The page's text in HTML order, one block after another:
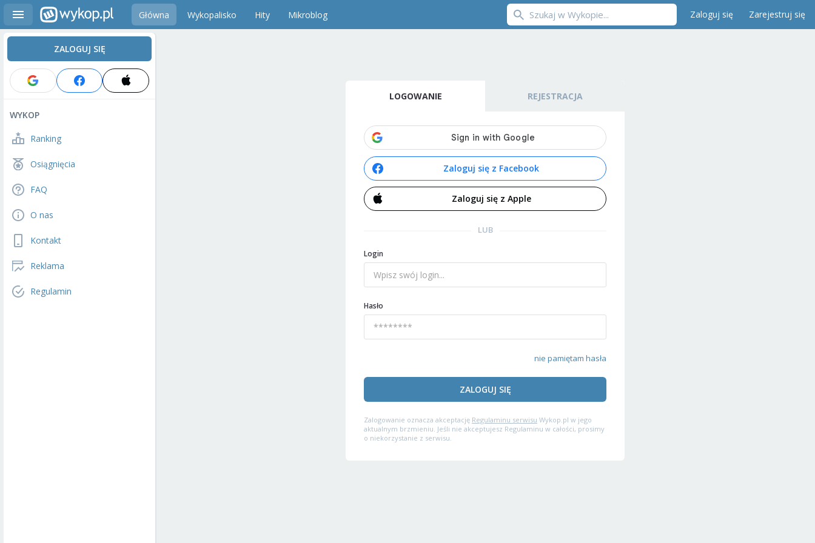
Główna Wykopalisko Hity Mikroblog Zaloguj się Zarejestruj się
ZALOGUJ SIĘ
WYKOP
Ranking
Osiągnięcia
FAQ
O nas
Kontakt
Reklama
Regulamin
LOGOWANIE REJESTRACJA
Zaloguj się z Facebook
Zaloguj się z Apple
LUB
Login
Hasło
nie pamiętam hasła
ZALOGUJ SIĘ
Zalogowanie oznacza akceptację Regulaminu serwisu Wykop.pl w jego
aktualnym brzmieniu. Jeśli nie akceptujesz Regulaminu w całości, prosimy
o niekorzystanie z serwisu.